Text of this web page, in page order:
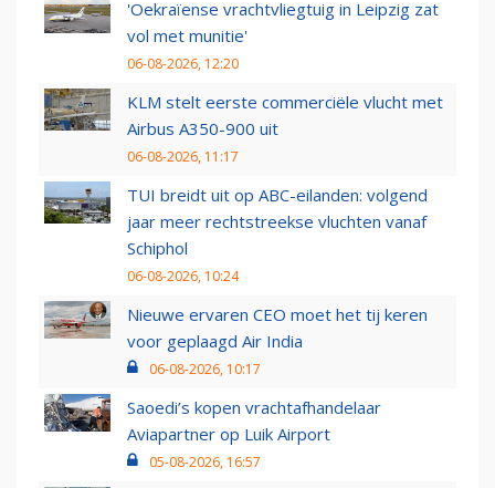
'Oekraïense vrachtvliegtuig in Leipzig zat
vol met munitie'
06-08-2026, 12:20
KLM stelt eerste commerciële vlucht met
Airbus A350-900 uit
06-08-2026, 11:17
TUI breidt uit op ABC-eilanden: volgend
jaar meer rechtstreekse vluchten vanaf
Schiphol
06-08-2026, 10:24
Nieuwe ervaren CEO moet het tij keren
voor geplaagd Air India
06-08-2026, 10:17
Saoedi’s kopen vrachtafhandelaar
Aviapartner op Luik Airport
05-08-2026, 16:57